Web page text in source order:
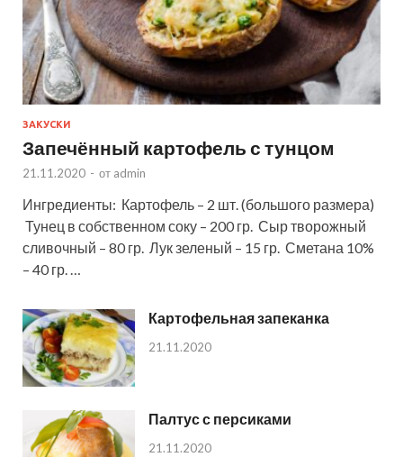
ЗАКУСКИ
Запечённый картофель с тунцом
21.11.2020 - от admin
Ингредиенты: Картофель – 2 шт. (большого размера)
Тунец в собственном соку – 200 гр. Сыр творожный
сливочный – 80 гр. Лук зеленый – 15 гр. Сметана 10%
– 40 гр. …
Картофельная запеканка
21.11.2020
Палтус с персиками
21.11.2020